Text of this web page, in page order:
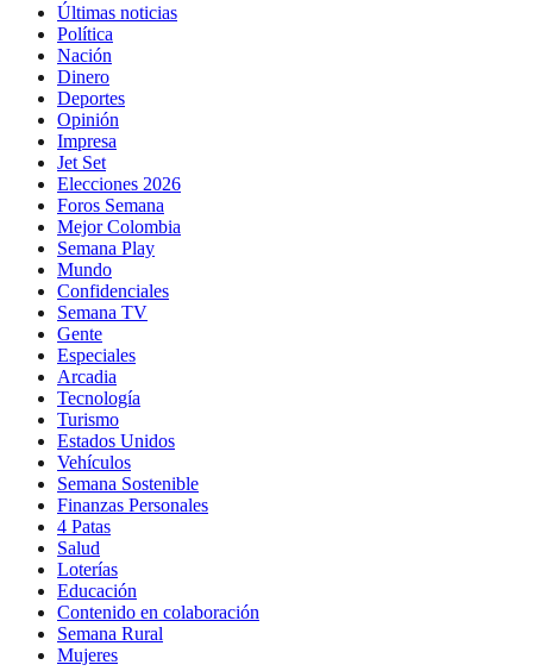
Últimas noticias
Política
Nación
Dinero
Deportes
Opinión
Impresa
Jet Set
Elecciones 2026
Foros Semana
Mejor Colombia
Semana Play
Mundo
Confidenciales
Semana TV
Gente
Especiales
Arcadia
Tecnología
Turismo
Estados Unidos
Vehículos
Semana Sostenible
Finanzas Personales
4 Patas
Salud
Loterías
Educación
Contenido en colaboración
Semana Rural
Mujeres